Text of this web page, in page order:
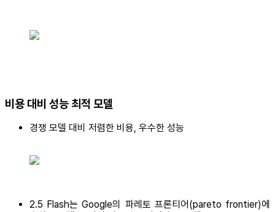
비용 대비 성능 최적 모델
경쟁 모델 대비 저렴한 비용, 우수한 성능
2.5 Flash는 Google의 파레토 프론티어(pareto frontier)에